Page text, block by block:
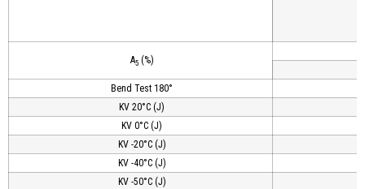
A5(%)
Bend Test 180°
KV 20°C (J)
KV 0°C (J)
KV -20°C (J)
KV -40°C (J)
KV -50°C (J)